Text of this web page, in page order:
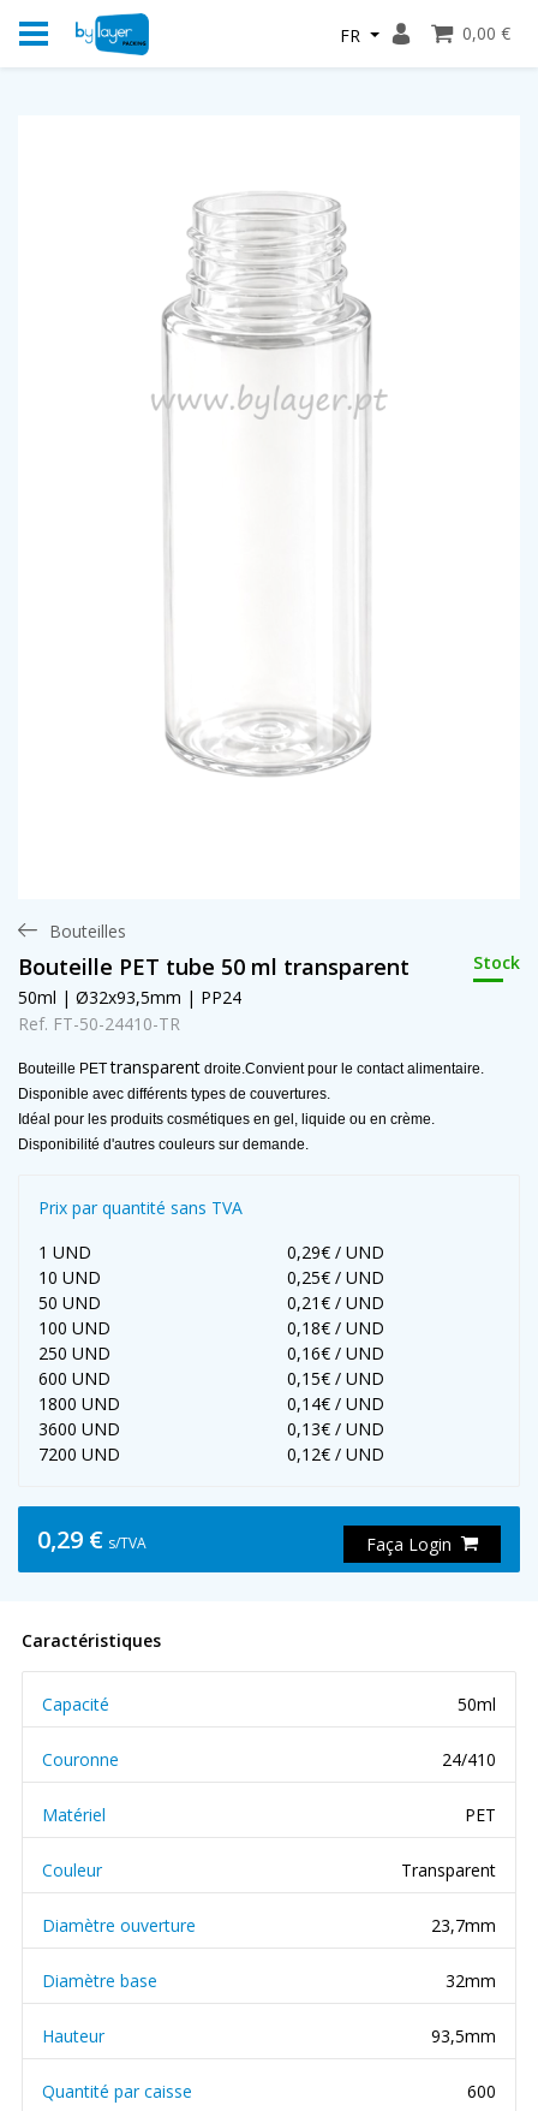
FR 0,00 €
Bouteilles
Bouteille PET tube 50 ml transparent
Stock
50ml | Ø32x93,5mm | PP24
Ref. FT-50-24410-TR
Bouteille PETtransparent droite.Convient pour le contact alimentaire.
Disponible avec différents types de couvertures.
Idéal pour les produits cosmétiques en gel, liquide ou en crème.
Disponibilité d'autres couleurs sur demande.
Prix par quantité sans TVA
1 UND
0,29€ / UND
10 UND
0,25€ / UND
50 UND
0,21€ / UND
100 UND
0,18€ / UND
250 UND
0,16€ / UND
600 UND
0,15€ / UND
1800 UND
0,14€ / UND
3600 UND
0,13€ / UND
7200 UND
0,12€ / UND
0,29 € s/TVA Faça Login
Caractéristiques
Capacité 50ml
Couronne 24/410
Matériel PET
Couleur Transparent
Diamètre ouverture 23,7mm
Diamètre base 32mm
Hauteur 93,5mm
Quantité par caisse 600